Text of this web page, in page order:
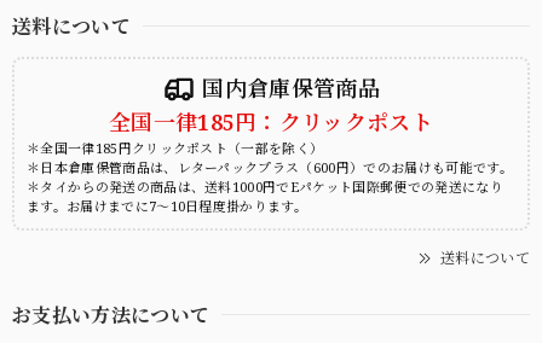
送料について
国内倉庫保管商品
全国一律185円：クリックポスト
＊全国一律185円クリックポスト（一部を除く）
＊日本倉庫保管商品は、レターパックプラス（600円）でのお届けも可能です。
＊タイからの発送の商品は、送料1000円でEパケット国際郵便での発送になり
ます。お届けまでに7～10日程度掛かります。
送料について
お支払い方法について